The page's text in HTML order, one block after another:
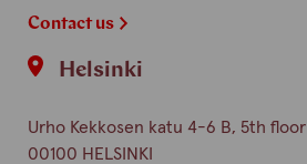
Contact us
Helsinki
Urho Kekkosen katu 4-6 B, 5th floor
00100 HELSINKI